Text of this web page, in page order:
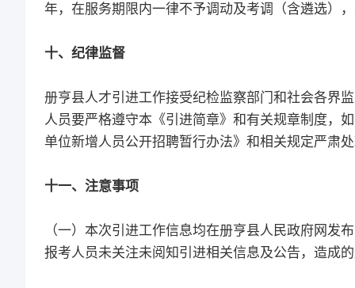
年，在服务期限内一律不予调动及考调（含遴选）
十、纪律监督
册亨县人才引进工作接受纪检监察部门和社会各界
人员要严格遵守本《引进简章》和有关规章制度，
单位新增人员公开招聘暂行办法》和相关规定严肃
十一、注意事项
（一）本次引进工作信息均在册亨县人民政府网发
报考人员未关注未阅知引进相关信息及公告，造成